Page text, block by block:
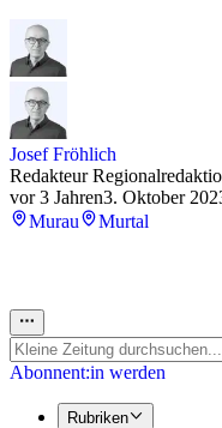
Josef Fröhlich
Redakteur
vor 3 Jahren3. Oktober
Murau
Murtal
Abonnent:in werden
Rubriken